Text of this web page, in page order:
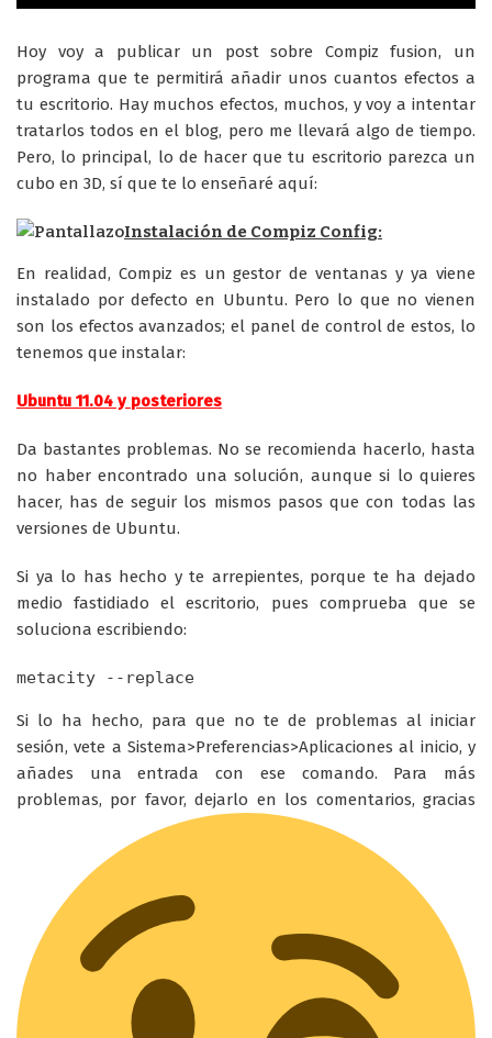
Hoy voy a publicar un post sobre Compiz fusion, un
programa que te permitirá añadir unos cuantos efectos a
tu escritorio. Hay muchos efectos, muchos, y voy a intentar
tratarlos todos en el blog, pero me llevará algo de tiempo.
Pero, lo principal, lo de hacer que tu escritorio parezca un
cubo en 3D, sí que te lo enseñaré aquí:
Instalación de Compiz Config:
En realidad, Compiz es un gestor de ventanas y ya viene
instalado por defecto en Ubuntu. Pero lo que no vienen
son los efectos avanzados; el panel de control de estos, lo
tenemos que instalar:
Ubuntu 11.04 y posteriores
Da bastantes problemas. No se recomienda hacerlo, hasta
no haber encontrado una solución, aunque si lo quieres
hacer, has de seguir los mismos pasos que con todas las
versiones de Ubuntu.
Si ya lo has hecho y te arrepientes, porque te ha dejado
medio fastidiado el escritorio, pues comprueba que se
soluciona escribiendo:
metacity --replace
Si lo ha hecho, para que no te de problemas al iniciar
sesión, vete a Sistema>Preferencias>Aplicaciones al inicio, y
añades una entrada con ese comando. Para más
problemas, por favor, dejarlo en los comentarios, gracias